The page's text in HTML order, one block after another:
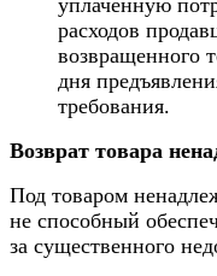
расходов
возвращенного
дня
требования.
Возврат товара
Под товаром
не способный
за существенного